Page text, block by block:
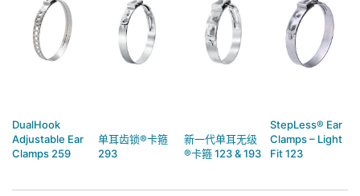
DualHook
Adjustable Ear
Clamps 259
单耳齿锁®卡箍
293
新一代单耳无级
®卡箍 123 & 193
StepLess® Ear
Clamps – Light
Fit 123